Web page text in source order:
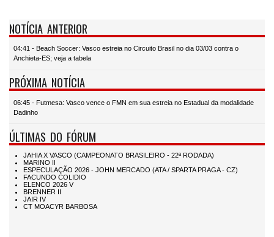
NOTÍCIA ANTERIOR
04:41 - Beach Soccer: Vasco estreia no Circuito Brasil no dia 03/03 contra o
Anchieta-ES; veja a tabela
PRÓXIMA NOTÍCIA
06:45 - Futmesa: Vasco vence o FMN em sua estreia no Estadual da modalidade
Dadinho
ÚLTIMAS DO FÓRUM